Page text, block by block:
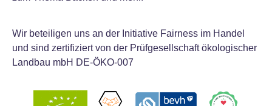
Wir beteiligen uns an der Initiative Fairness im Handel
und sind zertifiziert von der Prüfgesellschaft ökologischer
Landbau mbH DE-ÖKO-007